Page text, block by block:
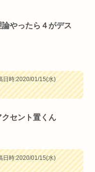
やったら４がデス
日時:2020/01/15(水)
セント置くん
日時:2020/01/15(水)